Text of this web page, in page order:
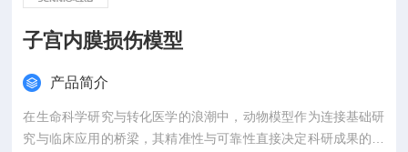
子宫内膜损伤模型
产品简介
在生命科学研究与转化医学的浪潮中，动物模型作为连接基础研
究与临床应用的桥梁，其精准性与可靠性直接决定科研成果的价